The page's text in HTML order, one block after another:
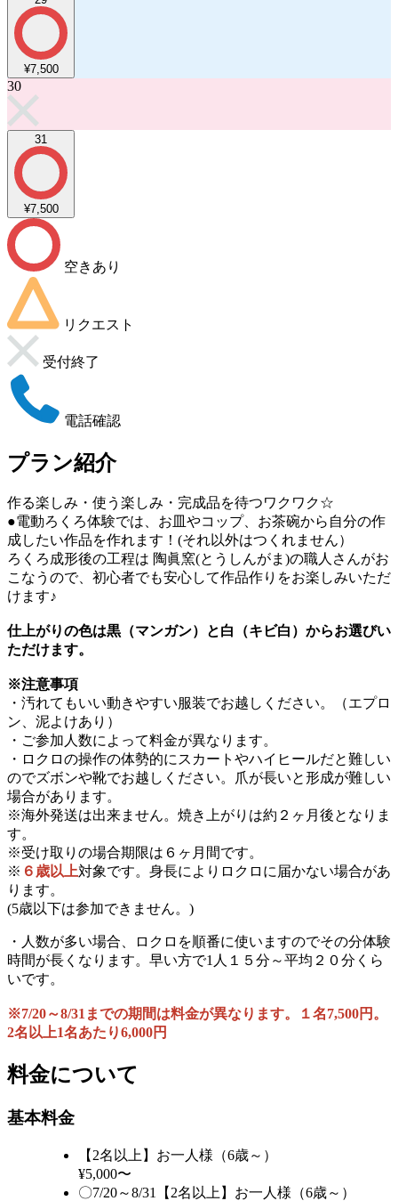
¥7,500
30
31
¥7,500
空きあり
リクエスト
受付終了
電話確認
プラン紹介
作る楽しみ・使う楽しみ・完成品を待つワクワク☆
●電動ろくろ体験では、お皿やコップ、お茶碗から自分の作
成したい作品を作れます！(それ以外はつくれません）
ろくろ成形後の工程は 陶眞窯(とうしんがま)の職人さんがお
こなうので、初心者でも安心して作品作りをお楽しみいただ
けます♪
仕上がりの色は黒（マンガン）と白（キビ白）からお選びい
ただけます。
※注意事項
・汚れてもいい動きやすい服装でお越しください。（エプロ
ン、泥よけあり）
・ご参加人数によって料金が異なります。
・ロクロの操作の体勢的にスカートやハイヒールだと難しい
のでズボンや靴でお越しください。爪が長いと形成が難しい
場合があります。
※海外発送は出来ません。焼き上がりは約２ヶ月後となりま
す。
※受け取りの場合期限は６ヶ月間です。
※ ６歳以上対象です。身長によりロクロに届かない場合があ
ります。
(5歳以下は参加できません。)
・人数が多い場合、ロクロを順番に使いますのでその分体験
時間が長くなります。早い方で1人１５分～平均２０分くら
いです。
※7/20～8/31までの期間は料金が異なります。１名7,500円。
2名以上1名あたり6,000円
料金について
基本料金
【2名以上】お一人様（6歳～）
¥5,000〜
〇7/20～8/31【2名以上】お一人様（6歳～）